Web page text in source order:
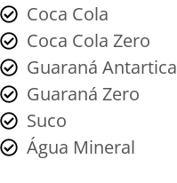
Coca Cola
Coca Cola Zero
Guaraná Antartica
Guaraná Zero
Suco
Água Mineral